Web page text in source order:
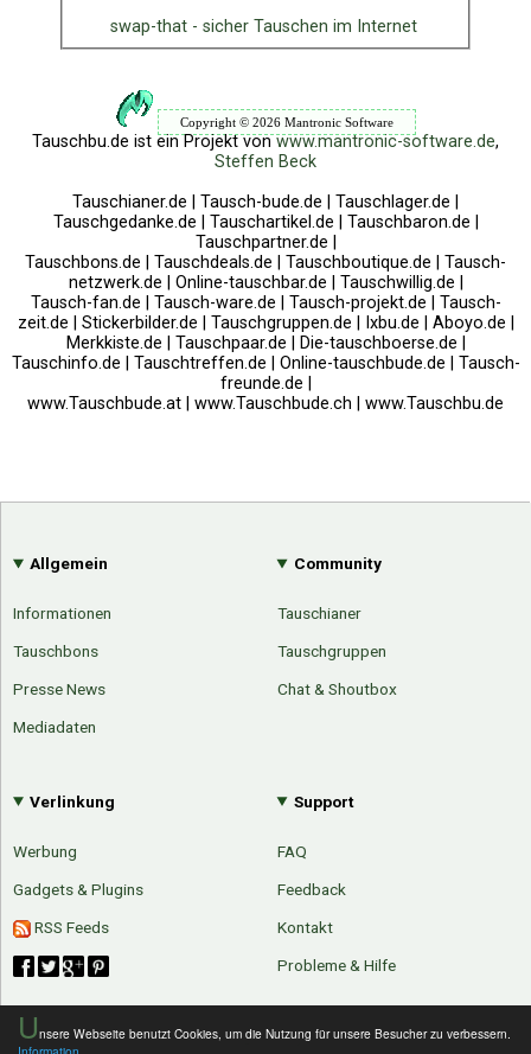
Unsere Webseite benutzt Cookies, um die Nutzung für unsere Besucher zu verbessern.
Erweitere Suche
swap-that - sicher Tauschen im Internet
Copyright © 2026 Mantronic Software
Tauschbu.de ist ein Projekt vonwww.mantronic-software.de,
Steffen Beck
Tauschianer.de | Tausch-bude.de | Tauschlager.de |
Tauschgedanke.de | Tauschartikel.de | Tauschbaron.de |
Tauschpartner.de |
Tauschbons.de | Tauschdeals.de | Tauschboutique.de | Tausch-
netzwerk.de | Online-tauschbar.de | Tauschwillig.de |
Tausch-fan.de | Tausch-ware.de | Tausch-projekt.de | Tausch-
zeit.de | Stickerbilder.de | Tauschgruppen.de | Ixbu.de | Aboyo.de |
Merkkiste.de | Tauschpaar.de | Die-tauschboerse.de |
Tauschinfo.de | Tauschtreffen.de | Online-tauschbude.de | Tausch-
freunde.de |
www.Tauschbude.at | www.Tauschbude.ch | www.Tauschbu.de
Allgemein
Informationen
Tauschbons
Presse News
Mediadaten
Community
Tauschianer
Tauschgruppen
Chat & Shoutbox
Verlinkung
Werbung
Gadgets & Plugins
RSS Feeds
Support
FAQ
Feedback
Kontakt
Probleme & Hilfe